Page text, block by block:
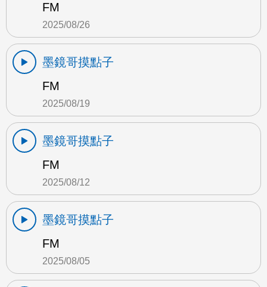
FM
2025/08/26
墨鏡哥摸點子
FM
2025/08/19
墨鏡哥摸點子
FM
2025/08/12
墨鏡哥摸點子
FM
2025/08/05